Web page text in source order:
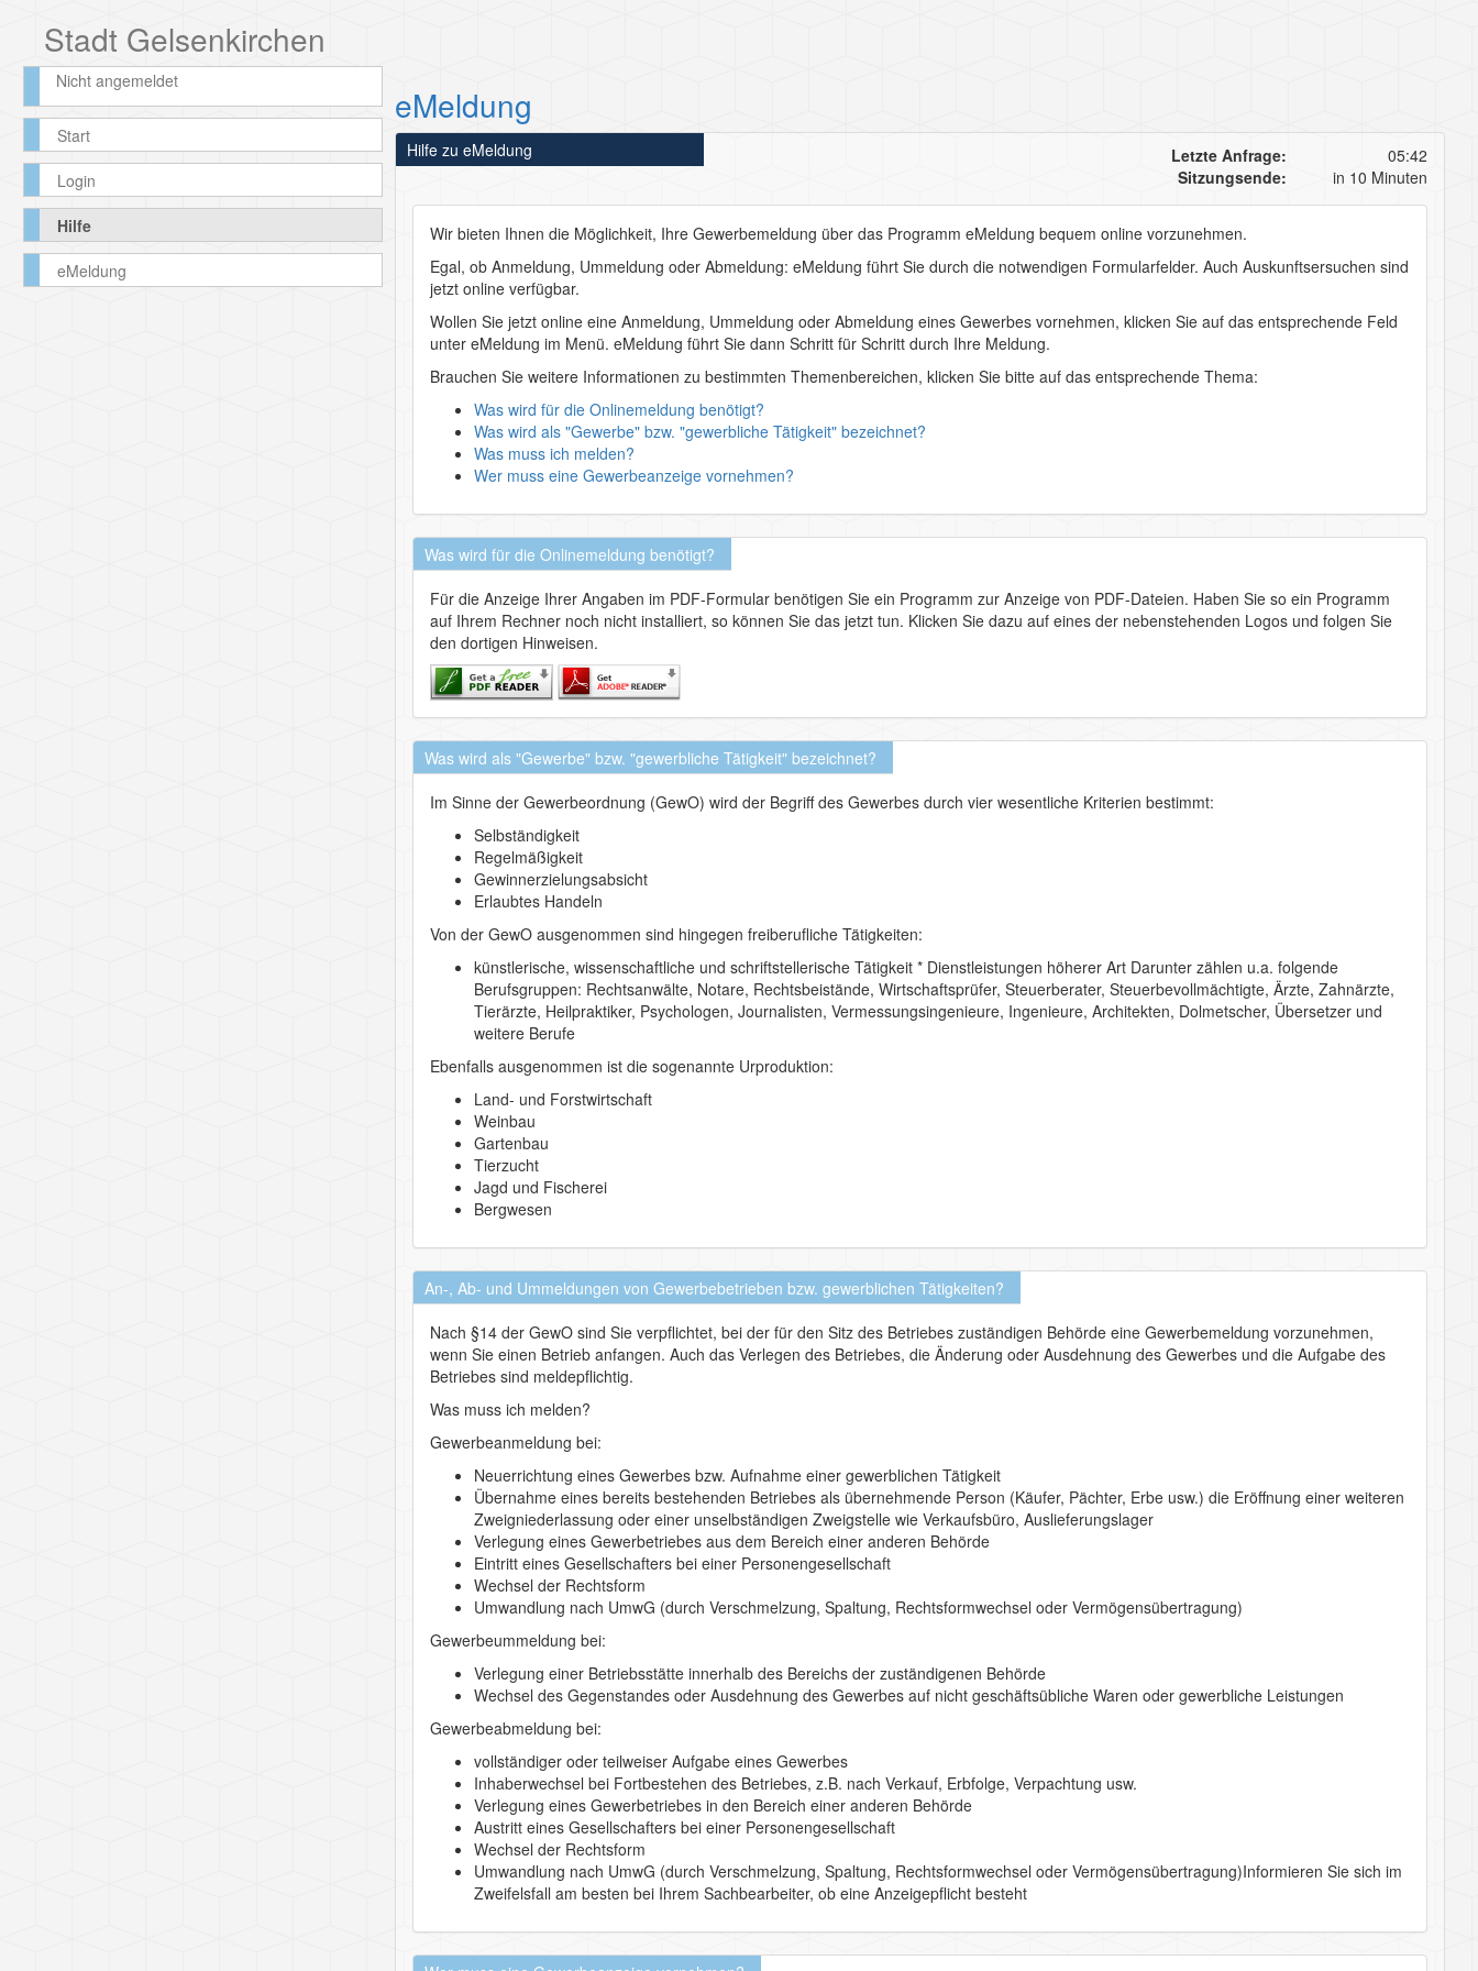
Stadt Gelsenkirchen
Nicht angemeldet
Start
Login
Hilfe
eMeldung
eMeldung
Hilfe zu eMeldung Letzte Anfrage:
05:42
Sitzungsende:
in 10 Minuten
Wir bieten Ihnen die Möglichkeit, Ihre Gewerbemeldung über das Programm eMeldung bequem online vorzunehmen.
Egal, ob Anmeldung, Ummeldung oder Abmeldung: eMeldung führt Sie durch die notwendigen Formularfelder. Auch Auskunftsersuchen sind
jetzt online verfügbar.
Wollen Sie jetzt online eine Anmeldung, Ummeldung oder Abmeldung eines Gewerbes vornehmen, klicken Sie auf das entsprechende Feld
unter eMeldung im Menü. eMeldung führt Sie dann Schritt für Schritt durch Ihre Meldung.
Brauchen Sie weitere Informationen zu bestimmten Themenbereichen, klicken Sie bitte auf das entsprechende Thema:
Was wird für die Onlinemeldung benötigt?
Was wird als "Gewerbe" bzw. "gewerbliche Tätigkeit" bezeichnet?
Was muss ich melden?
Wer muss eine Gewerbeanzeige vornehmen?
Was wird für die Onlinemeldung benötigt?
Für die Anzeige Ihrer Angaben im PDF-Formular benötigen Sie ein Programm zur Anzeige von PDF-Dateien. Haben Sie so ein Programm
auf Ihrem Rechner noch nicht installiert, so können Sie das jetzt tun. Klicken Sie dazu auf eines der nebenstehenden Logos und folgen Sie
den dortigen Hinweisen.
Was wird als "Gewerbe" bzw. "gewerbliche Tätigkeit" bezeichnet?
Im Sinne der Gewerbeordnung (GewO) wird der Begriff des Gewerbes durch vier wesentliche Kriterien bestimmt:
Selbständigkeit
Regelmäßigkeit
Gewinnerzielungsabsicht
Erlaubtes Handeln
Von der GewO ausgenommen sind hingegen freiberufliche Tätigkeiten:
künstlerische, wissenschaftliche und schriftstellerische Tätigkeit * Dienstleistungen höherer Art Darunter zählen u.a. folgende
Berufsgruppen: Rechtsanwälte, Notare, Rechtsbeistände, Wirtschaftsprüfer, Steuerberater, Steuerbevollmächtigte, Ärzte, Zahnärzte,
Tierärzte, Heilpraktiker, Psychologen, Journalisten, Vermessungsingenieure, Ingenieure, Architekten, Dolmetscher, Übersetzer und
weitere Berufe
Ebenfalls ausgenommen ist die sogenannte Urproduktion:
Land- und Forstwirtschaft
Weinbau
Gartenbau
Tierzucht
Jagd und Fischerei
Bergwesen
An-, Ab- und Ummeldungen von Gewerbebetrieben bzw. gewerblichen Tätigkeiten?
Nach §14 der GewO sind Sie verpflichtet, bei der für den Sitz des Betriebes zuständigen Behörde eine Gewerbemeldung vorzunehmen,
wenn Sie einen Betrieb anfangen. Auch das Verlegen des Betriebes, die Änderung oder Ausdehnung des Gewerbes und die Aufgabe des
Betriebes sind meldepflichtig.
Was muss ich melden?
Gewerbeanmeldung bei:
Neuerrichtung eines Gewerbes bzw. Aufnahme einer gewerblichen Tätigkeit
Übernahme eines bereits bestehenden Betriebes als übernehmende Person (Käufer, Pächter, Erbe usw.) die Eröffnung einer weiteren
Zweigniederlassung oder einer unselbständigen Zweigstelle wie Verkaufsbüro, Auslieferungslager
Verlegung eines Gewerbetriebes aus dem Bereich einer anderen Behörde
Eintritt eines Gesellschafters bei einer Personengesellschaft
Wechsel der Rechtsform
Umwandlung nach UmwG (durch Verschmelzung, Spaltung, Rechtsformwechsel oder Vermögensübertragung)
Gewerbeummeldung bei:
Verlegung einer Betriebsstätte innerhalb des Bereichs der zuständigenen Behörde
Wechsel des Gegenstandes oder Ausdehnung des Gewerbes auf nicht geschäftsübliche Waren oder gewerbliche Leistungen
Gewerbeabmeldung bei:
vollständiger oder teilweiser Aufgabe eines Gewerbes
Inhaberwechsel bei Fortbestehen des Betriebes, z.B. nach Verkauf, Erbfolge, Verpachtung usw.
Verlegung eines Gewerbetriebes in den Bereich einer anderen Behörde
Austritt eines Gesellschafters bei einer Personengesellschaft
Wechsel der Rechtsform
Umwandlung nach UmwG (durch Verschmelzung, Spaltung, Rechtsformwechsel oder Vermögensübertragung)Informieren Sie sich im
Zweifelsfall am besten bei Ihrem Sachbearbeiter, ob eine Anzeigepflicht besteht